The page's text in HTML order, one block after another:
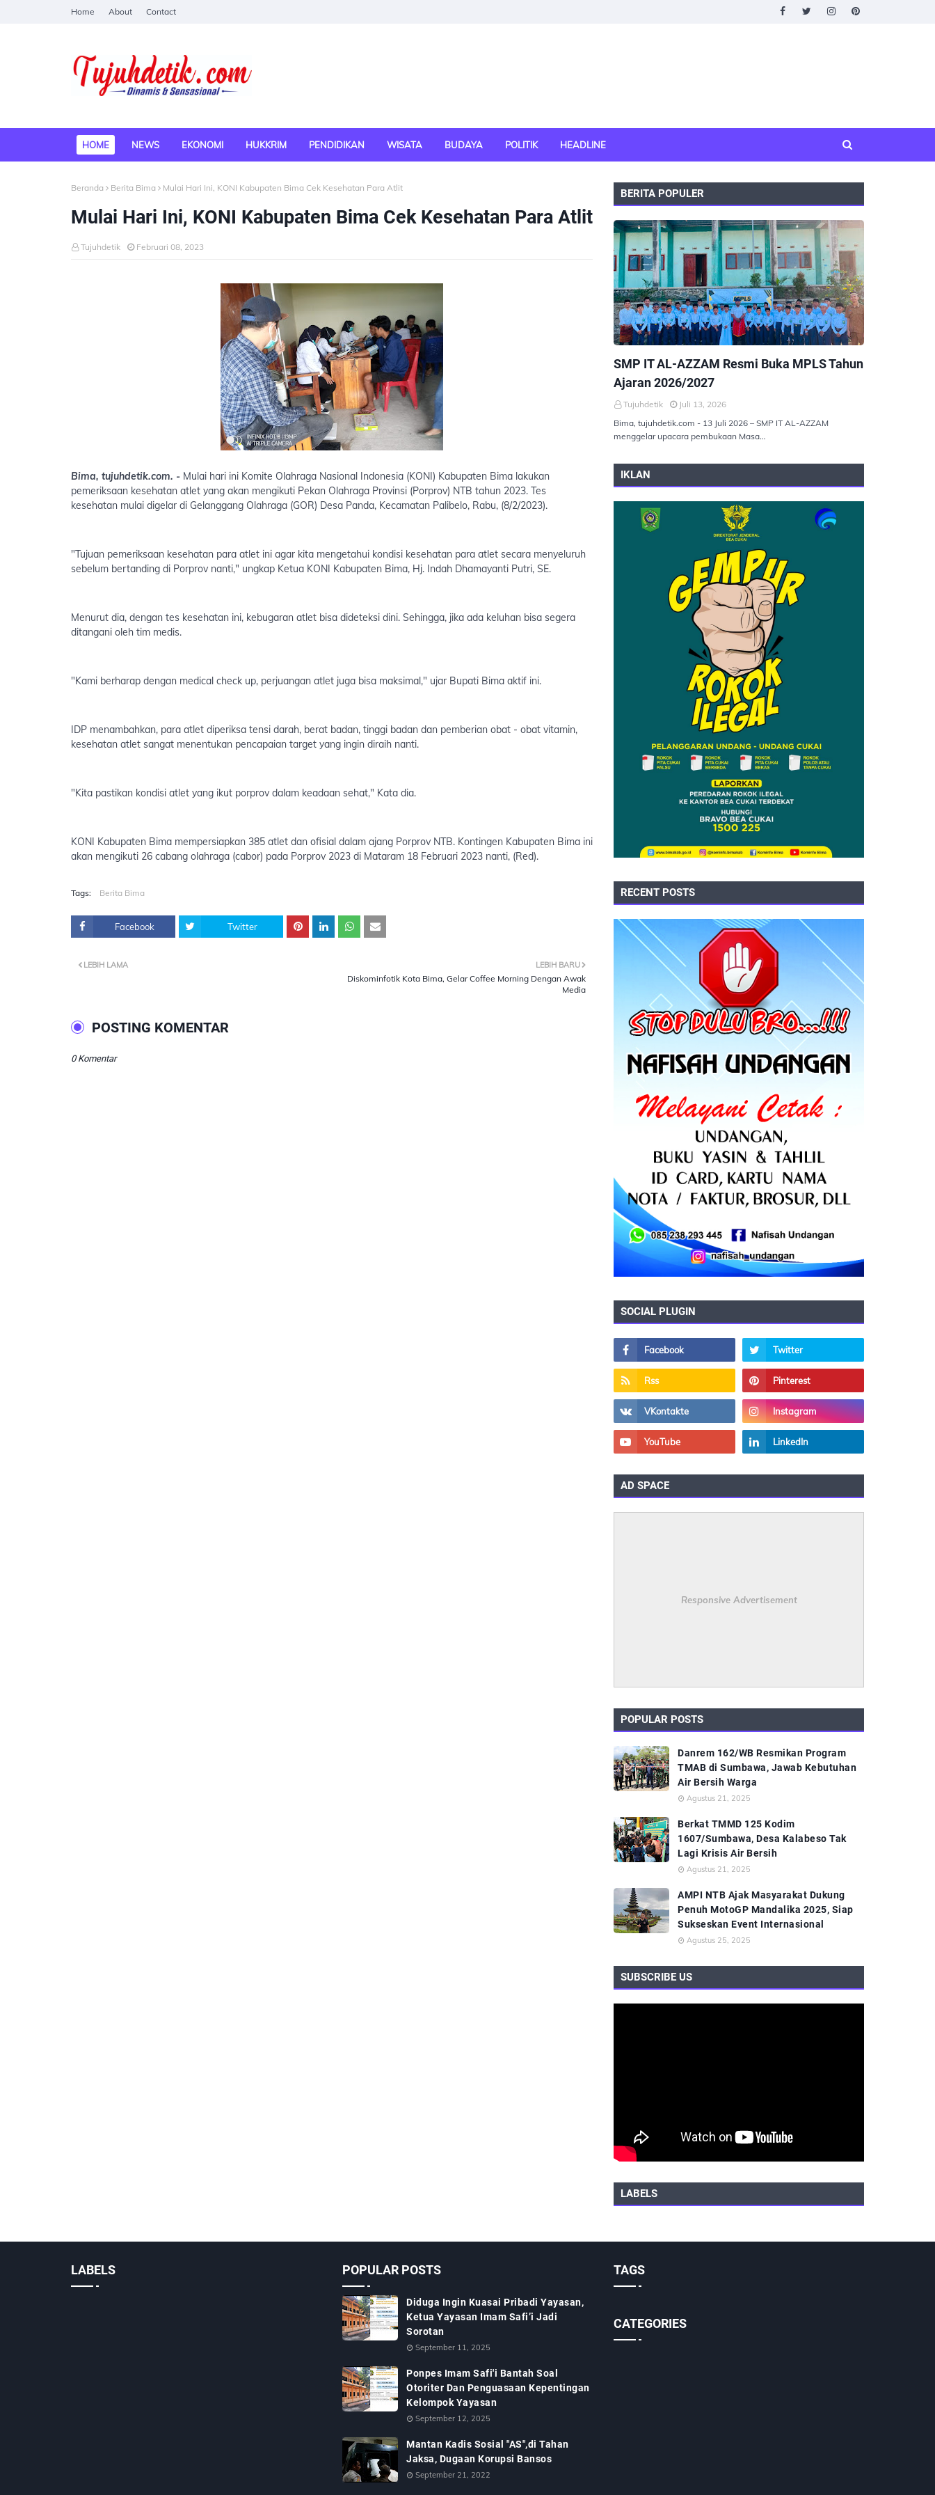
Home About Contact
HOME NEWS EKONOMI HUKKRIM PENDIDIKAN WISATA BUDAYA POLITIK HEADLINE
Beranda Berita Bima Mulai Hari Ini, KONI Kabupaten Bima Cek Kesehatan Para Atlit
Mulai Hari Ini, KONI Kabupaten Bima Cek Kesehatan Para Atlit
Tujuhdetik Februari 08, 2023
Bima, tujuhdetik.com. - Mulai hari ini Komite Olahraga Nasional Indonesia (KONI) Kabupaten Bima lakukan
pemeriksaan kesehatan atlet yang akan mengikuti Pekan Olahraga Provinsi (Porprov) NTB tahun 2023. Tes
kesehatan mulai digelar di Gelanggang Olahraga (GOR) Desa Panda, Kecamatan Palibelo, Rabu, (8/2/2023).
"Tujuan pemeriksaan kesehatan para atlet ini agar kita mengetahui kondisi kesehatan para atlet secara menyeluruh
sebelum bertanding di Porprov nanti," ungkap Ketua KONI Kabupaten Bima, Hj. Indah Dhamayanti Putri, SE.
Menurut dia, dengan tes kesehatan ini, kebugaran atlet bisa dideteksi dini. Sehingga, jika ada keluhan bisa segera
ditangani oleh tim medis.
"Kami berharap dengan medical check up, perjuangan atlet juga bisa maksimal," ujar Bupati Bima aktif ini.
IDP menambahkan, para atlet diperiksa tensi darah, berat badan, tinggi badan dan pemberian obat - obat vitamin,
kesehatan atlet sangat menentukan pencapaian target yang ingin diraih nanti.
"Kita pastikan kondisi atlet yang ikut porprov dalam keadaan sehat," Kata dia.
KONI Kabupaten Bima mempersiapkan 385 atlet dan ofisial dalam ajang Porprov NTB. Kontingen Kabupaten Bima ini
akan mengikuti 26 cabang olahraga (cabor) pada Porprov 2023 di Mataram 18 Februari 2023 nanti, (Red).
Tags: Berita Bima
Facebook Twitter
LEBIH BARU
Diskominfotik Kota Bima, Gelar Coffee Morning Dengan Awak
Media
LEBIH LAMA
POSTING KOMENTAR
0 Komentar
BERITA POPULER
SMP IT AL-AZZAM Resmi Buka MPLS Tahun
Ajaran 2026/2027
Tujuhdetik
Juli 13, 2026
Bima, tujuhdetik.com - 13 Juli 2026 – SMP IT AL-AZZAM
menggelar upacara pembukaan Masa…
IKLAN
RECENT POSTS
SOCIAL PLUGIN
AD SPACE
Responsive Advertisement
POPULAR POSTS
Danrem 162/WB Resmikan Program
TMAB di Sumbawa, Jawab Kebutuhan
Air Bersih Warga
Agustus 21, 2025
Berkat TMMD 125 Kodim
1607/Sumbawa, Desa Kalabeso Tak
Lagi Krisis Air Bersih
Agustus 21, 2025
AMPI NTB Ajak Masyarakat Dukung
Penuh MotoGP Mandalika 2025, Siap
Sukseskan Event Internasional
Agustus 25, 2025
SUBSCRIBE US
LABELS
LABELS POPULAR POSTS
Diduga Ingin Kuasai Pribadi Yayasan,
Ketua Yayasan Imam Safi’i Jadi
Sorotan
September 11, 2025
Ponpes Imam Safi'i Bantah Soal
Otoriter Dan Penguasaan Kepentingan
Kelompok Yayasan
September 12, 2025
Mantan Kadis Sosial "AS",di Tahan
Jaksa, Dugaan Korupsi Bansos
September 21, 2022
TAGS
CATEGORIES